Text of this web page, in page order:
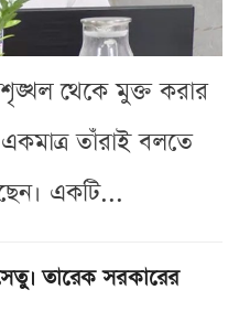
থেকে মুক্ত করার
তাঁরাই বলতে
একটি...
তারেক সরকারের